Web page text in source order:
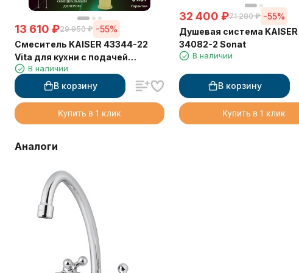
13 610 ₽29 950 ₽ -55%
Смеситель KAISER 43344-22
Vita для кухни с подачей
фильтрованной воды
В наличии
В корзину
Купить в 1 клик
32 400 ₽71 280 ₽ -55%
Душевая система KAISER
34082-2 Sonat
В наличии
В корзину
Купить в 1 клик
Аналоги